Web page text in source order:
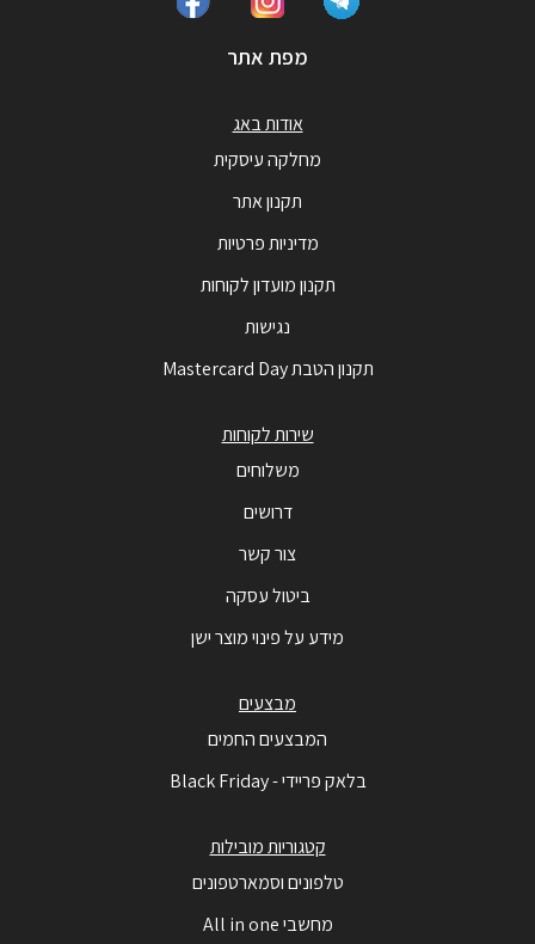
מפת אתר
אודות באג
מחלקה עיסקית
תקנון אתר
מדיניות פרטיות
תקנון מועדון לקוחות
נגישות
תקנון הטבת Mastercard Day
שירות לקוחות
משלוחים
דרושים
צור קשר
ביטול עסקה
מידע על פינוי מוצר ישן
מבצעים
המבצעים החמים
בלאק פריידי - Black Friday
קטגוריות מובילות
טלפונים וסמארטפונים
מחשבי All in one